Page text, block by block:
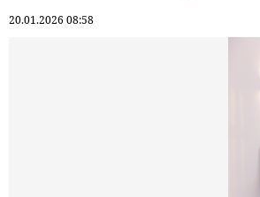
20.01.2026 08:58